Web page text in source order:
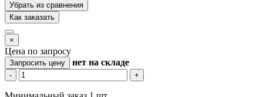
Убрать из сравнения
Как заказать
×
Цена по запросу
Запросить цену нет на складе
- +